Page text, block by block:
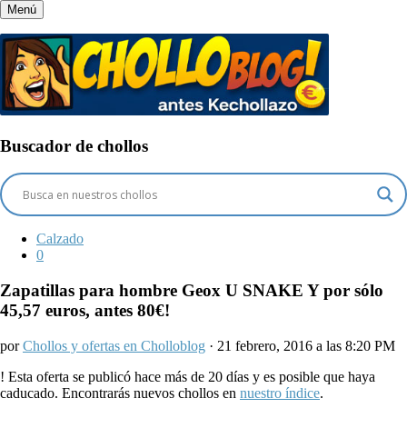
Menú
Buscador de chollos
Calzado
0
Zapatillas para hombre Geox U SNAKE Y por sólo
45,57 euros, antes 80€!
porChollos y ofertas en Cholloblog · 21 febrero, 2016 a las 8:20 PM
! Esta oferta se publicó hace más de 20 días y es posible que haya
caducado. Encontrarás nuevos chollos en nuestro índice.